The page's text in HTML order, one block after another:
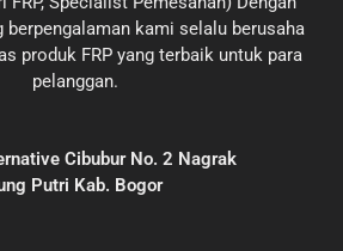
berpengalaman kami selalu berusaha
produk FRP yang terbaik untuk para
pelanggan.
Cibubur No. 2 Nagrak
Putri Kab. Bogor